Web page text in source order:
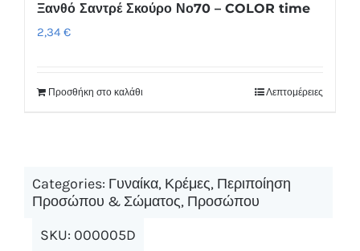
Ξανθό Σαντρέ Σκούρο Νο70 – COLOR time
2,34 €
Προσθήκη στο καλάθι Λεπτομέρειες
Categories: Γυναίκα, Κρέμες, Περιποίηση
Προσώπου & Σώματος, Προσώπου
SKU: 000005D